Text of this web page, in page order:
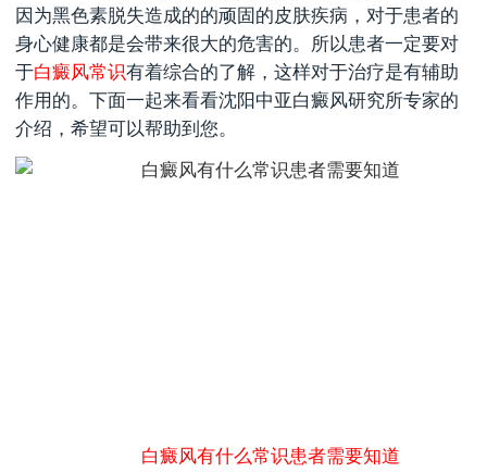
因为黑色素脱失造成的的顽固的皮肤疾病，对于患者的
身心健康都是会带来很大的危害的。所以患者一定要对
于白癜风常识有着综合的了解，这样对于治疗是有辅助
作用的。下面一起来看看沈阳中亚白癜风研究所专家的
介绍，希望可以帮助到您。
白癜风有什么常识患者需要知道